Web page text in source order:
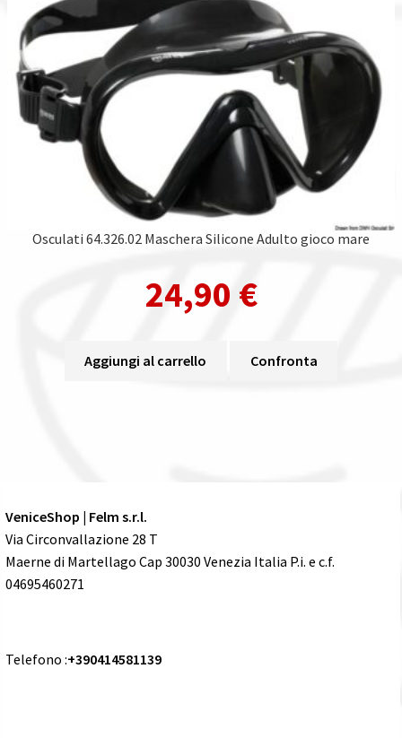
Osculati 64.326.02 Maschera Silicone Adulto gioco mare
24,90 €
Aggiungi al carrello Confronta
VeniceShop | Felm s.r.l.
Via Circonvallazione 28 T
Maerne di Martellago Cap 30030 Venezia Italia P.i. e c.f.
04695460271
Telefono :+390414581139